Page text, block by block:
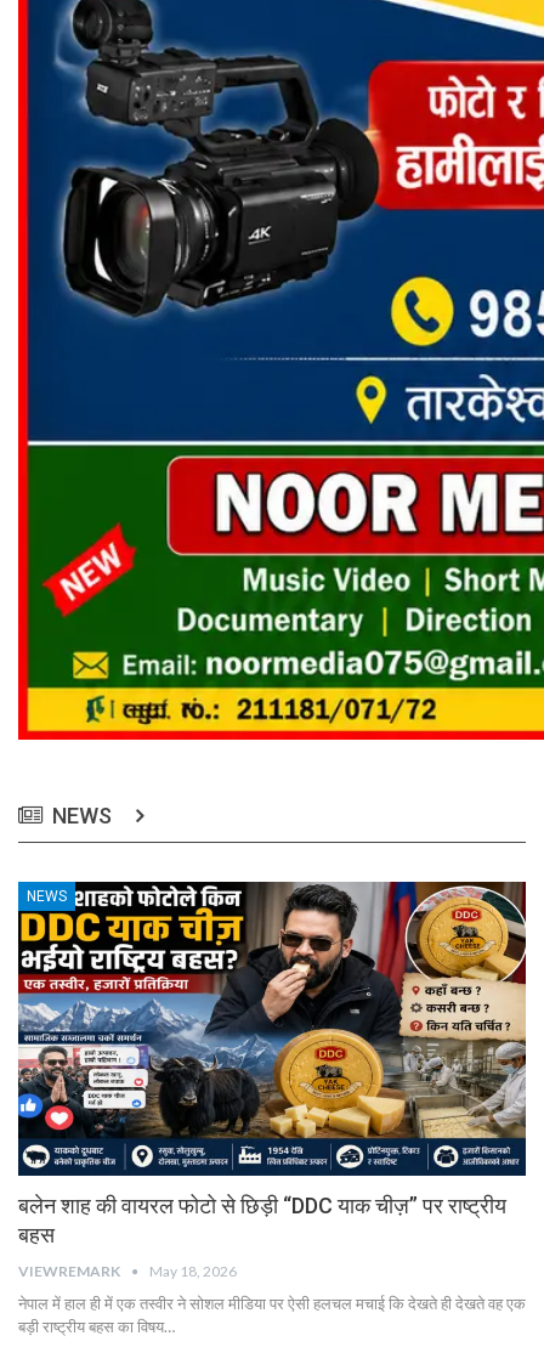
NEWS
NEWS
बलेन शाह की वायरल फोटो से छिड़ी “DDC याक चीज़” पर राष्ट्रीय
बहस
VIEWREMARK May 18, 2026
नेपाल में हाल ही में एक तस्वीर ने सोशल मीडिया पर ऐसी हलचल मचाई कि देखते ही देखते वह एक
बड़ी राष्ट्रीय बहस का विषय…